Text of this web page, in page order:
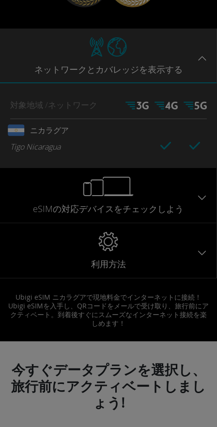
ネットワークとカバレッジを表示する
対象地域 /ネットワーク
ニカラグア
Tigo Nicaragua
eSIMの対応デバイスをチェックしよう
利用方法
Ubigi eSIM ニカラグアで現地料金でインターネットに接続！
Ubigi eSIMを入手し、QRコードをメールで受け取り、旅行前にア
クティベート。到着後すぐにスムーズなインターネット接続を楽
しめます！
今すぐデータプランを選択し、
旅行前にアクティベートしまし
ょう!